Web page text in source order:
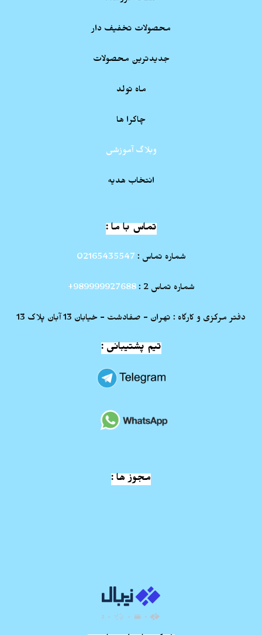
محصولات تخفیف دار
جدیدترین محصولات
ماه تولد
چاکرا ها
وبلاگ آموزشی
انتخاب هدیه
تماس با ما :
شماره تماس : 02165435547
شماره تماس 2 : 989999927688+
دفتر مرکزی و کارگاه : تهران - صفادشت - خیابان 13 آبان پلاک 13
تیم پشتیبانی :
مجوز ها :